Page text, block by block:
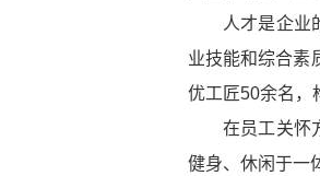
人才是企业
业技能和综合素
优工匠50余名，
在员工关怀
健身、休闲于一